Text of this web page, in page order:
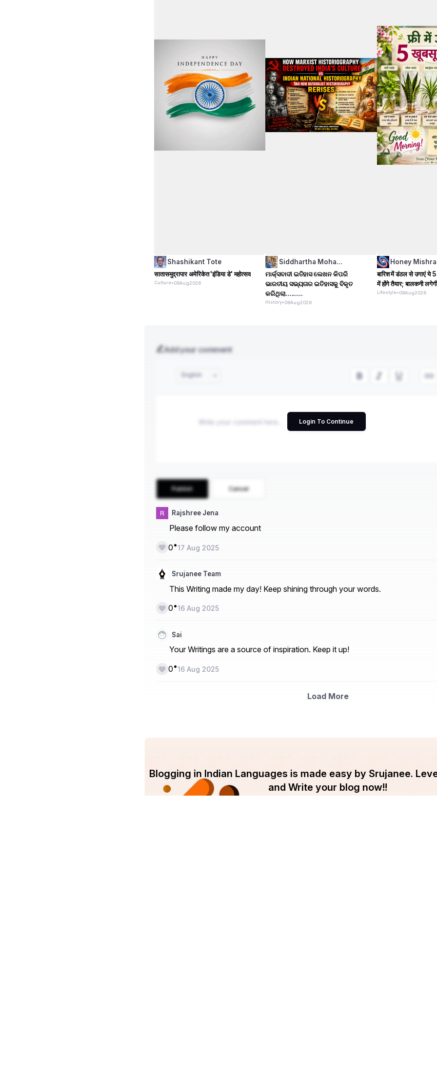
Shashikant Tote
सातासमुद्रापार अमेरिकेत 'इंडिया डे' महोत्सव
Culture•08Aug2026
Siddhartha Moha…
ମାର୍କ୍ସବାଦୀ ଇତିହାସ ଲେଖନ କିପରି
ଭାରତୀୟ ସଭ୍ୟତାର ଇତିହାସକୁ ବିକୃତ
କରିଥିଲା.........
History•08Aug2026
Honey Mishra
बारिश में डंठल से उगाएं ये
में होंगे तैयार; बालकनी
Lifestyle•08Aug2026
Add your comment
Login To Continue
English
Publish Cancel
Rajshree Jena
Please follow my account
0•17 Aug 2025
Srujanee Team
This Writing made my day! Keep shining through your words.
0•16 Aug 2025
Sai
Your Writings are a source of inspiration. Keep it up!
0•16 Aug 2025
Load More
Blogging in Indian Languages is made easy by Srujanee.
and Write your blog now!!